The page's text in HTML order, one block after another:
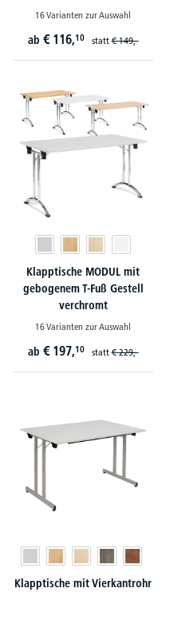
16 Varianten zur Auswahl
ab € 116,10 statt€ 149,-
Klapptische MODUL mit
gebogenem T-Fuß Gestell
verchromt
16 Varianten zur Auswahl
ab € 197,10 statt€ 229,-
Klapptische mit Vierkantrohr